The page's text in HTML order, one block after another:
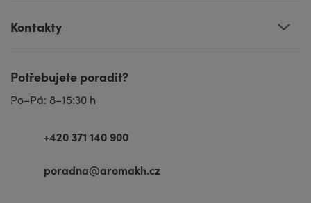
Kontakty
Potřebujete poradit?
Po–Pá: 8–15:30 h
+420 371 140 900
poradna@aromakh.cz